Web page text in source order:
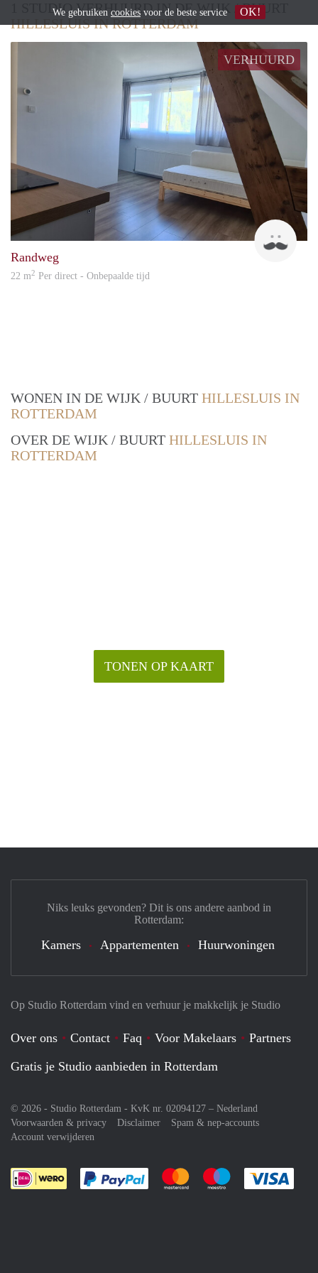
1 STUDIO VERHUURD IN DE WIJK / BUURT
HILLESLUIS IN ROTTERDAM
VERHUURD
Randweg
22 m2 Per direct - Onbepaalde tijd
WONEN IN DE WIJK / BUURT HILLESLUIS IN
ROTTERDAM
OVER DE WIJK / BUURT HILLESLUIS IN
ROTTERDAM
TONEN OP KAART
Op Studio Rotterdam vind en verhuur je makkelijk je Studio
Over ons Contact Faq Voor Makelaars
Partners
Gratis je Studio aanbieden in Rotterdam
© 2026 - Studio Rotterdam - KvK nr. 02094127 – Nederland
Voorwaarden & privacy
Disclaimer
Spam & nep-accounts
Account verwijderen
Je rekent gemakkelijk af met Paypal
Je rekent gemakkelijk af met
Je rekent
Niks leuks gevonden? Dit is ons andere aanbod in
Rotterdam:
Kamers Appartementen Huurwoningen
We gebruiken cookies voor de beste service OK!